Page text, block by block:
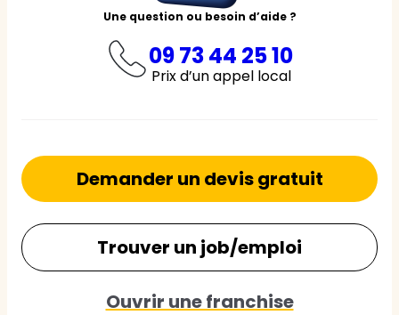
Une question ou besoin d’aide ?
09 73 44 25 10
Prix d’un appel local
Demander un devis gratuit
Trouver un job/emploi
Ouvrir une franchise